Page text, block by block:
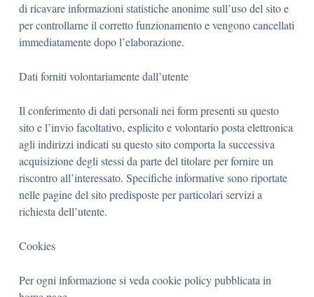
di ricavare informazioni statistiche anonime sull’uso del sito e
per controllarne il corretto funzionamento e vengono cancellati
immediatamente dopo l’elaborazione.
Dati forniti volontariamente dall’utente
Il conferimento di dati personali nei form presenti su questo
sito e l’invio facoltativo, esplicito e volontario posta elettronica
agli indirizzi indicati su questo sito comporta la successiva
acquisizione degli stessi da parte del titolare per fornire un
riscontro all’interessato. Specifiche informative sono riportate
nelle pagine del sito predisposte per particolari servizi a
richiesta dell’utente.
Cookies
Per ogni informazione si veda cookie policy pubblicata in